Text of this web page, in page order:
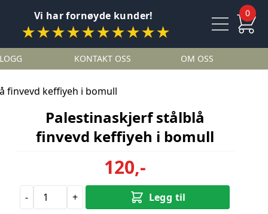
Vi har fornøyde kunder!
★★★★★★★★★★
0
KONTAKT OSS OM OSS
finvevd keffiyeh i bomull
Palestinaskjerf stålblå
finvevd keffiyeh i bomull
120,-
- + Legg til